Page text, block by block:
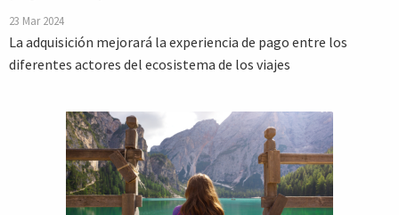
23 Mar 2024
La adquisición mejorará la experiencia de pago entre los
diferentes actores del ecosistema de los viajes